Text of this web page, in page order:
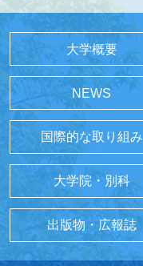
大学概要
NEWS
国際的な取り組み
大学院・別科
出版物・広報誌